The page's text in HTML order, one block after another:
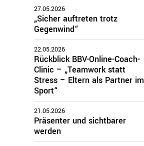
27.05.2026
„Sicher auftreten trotz
Gegenwind“
22.05.2026
Rückblick BBV-Online-Coach-
Clinic – „Teamwork statt
Stress – Eltern als Partner im
Sport“
21.05.2026
Präsenter und sichtbarer
werden
Oberbayern
Schwaben
Mittelfranken
Oberfranken
Unterfranken